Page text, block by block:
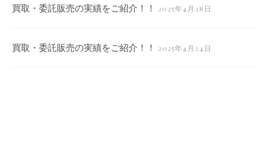
買取・委託販売の実績をご紹介！！ 2025年4月28日
買取・委託販売の実績をご紹介！！ 2025年4月24日